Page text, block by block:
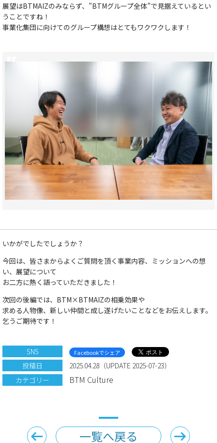
展望はBTMAIZのみならず、”BTMグループ全体”で見据えているとい
うことですね！
事業化集団に向けてのグループ構想はとてもワクワクします！
いかがでしたでしょうか？
今回は、皆さまからよくご質問を頂く事業内容、ミッションへの想
い、展望について
お二方に熱く語っていただきました！
次回の後編では、BTM×BTMAIZの相乗効果や
求める人物像、新しい仲間と成し遂げたいことなどをお伝えします。
乞うご期待です！
SNS Facebookでシェア
投稿日
2025.04.28（UPDATE 2025-07-23）
カテゴリー
BTM Culture
一覧へ戻る